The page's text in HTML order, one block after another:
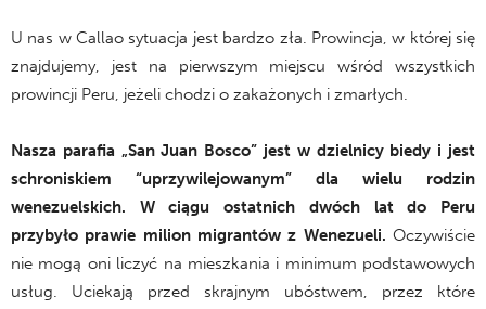
U nas w Callao sytuacja jest bardzo zła. Prowincja, w której się
znajdujemy, jest na pierwszym miejscu wśród wszystkich
prowincji Peru, jeżeli chodzi o zakażonych i zmarłych.
Nasza parafia „San Juan Bosco” jest w dzielnicy biedy i jest
schroniskiem “uprzywilejowanym” dla wielu rodzin
wenezuelskich. W ciągu ostatnich dwóch lat do Peru
przybyło prawie milion migrantów z Wenezueli. Oczywiście
nie mogą oni liczyć na mieszkania i minimum podstawowych
usług. Uciekają przed skrajnym ubóstwem, przez które